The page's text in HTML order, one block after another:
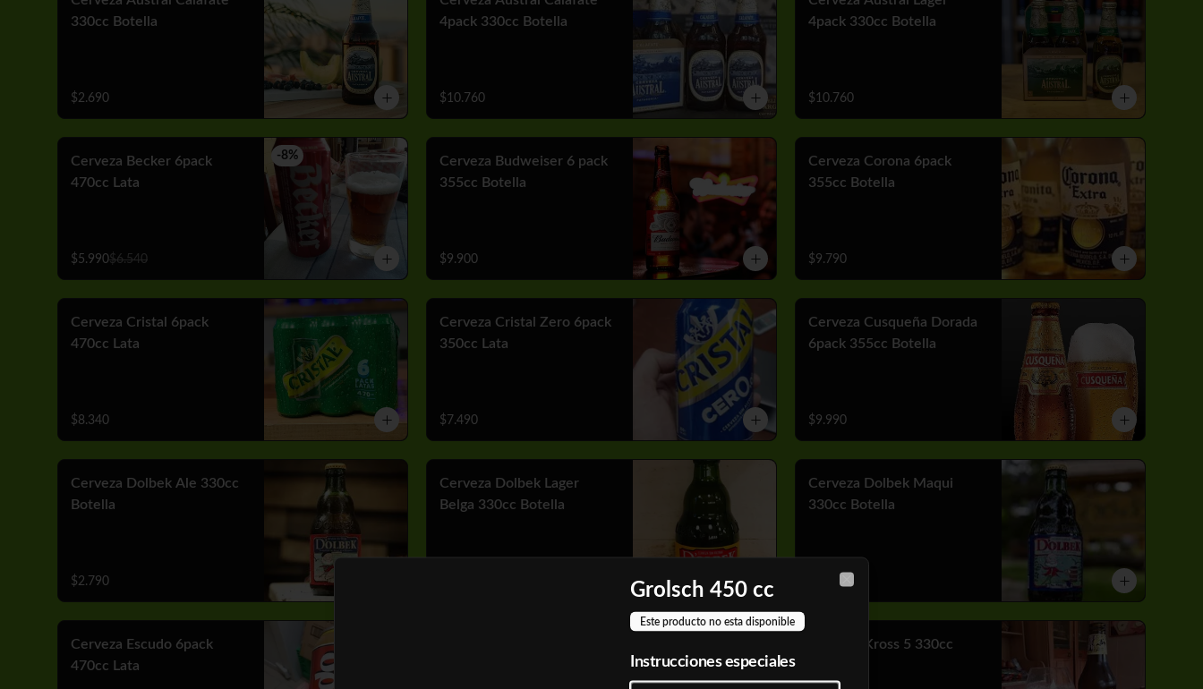
330cc Botella
$2.690
4pack 330cc Botella
$10.760
4pack 330cc Botella
$10.760
-8%
Cerveza Becker 6pack
470cc Lata
$5.990$6.540
Cerveza Budweiser 6 pack
355cc Botella
$9.900
Cerveza Corona 6pack
355cc Botella
$9.790
Cerveza Cristal 6pack
470cc Lata
$8.340
Cerveza Cristal Zero 6pack
350cc Lata
$7.490
Cerveza Cusqueña Dorada
6pack 355cc Botella
$9.990
Cerveza Dolbek Ale 330cc
Botella
$2.790
Cerveza Dolbek Lager
Belga 330cc Botella
Cerveza Dolbek Maqui
330cc Botella
$2.790
Cerveza Escudo 6pack
470cc Lata
Cerveza Kross 5 330cc
Grolsch 450 cc
Este producto no esta disponible
Instrucciones especiales